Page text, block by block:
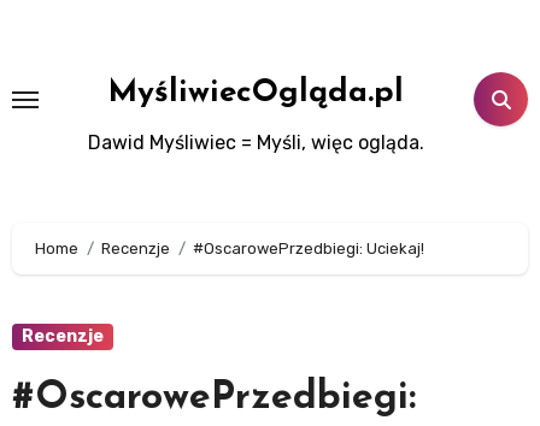
MyśliwiecOgląda.pl
Dawid Myśliwiec = Myśli, więc ogląda.
Home Recenzje #OscarowePrzedbiegi: Uciekaj!
Recenzje
#OscarowePrzedbiegi: